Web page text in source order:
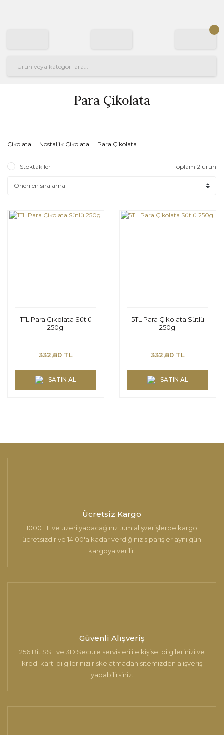
Para Çikolata
Çikolata Nostaljik Çikolata Para Çikolata
Stoktakiler Toplam 2 ürün
1TL Para Çikolata Sütlü
250g.
332,80 TL
SATIN AL
5TL Para Çikolata Sütlü
250g.
332,80 TL
SATIN AL
Ücretsiz Kargo
1000 TL ve üzeri yapacağınız tüm alışverişlerde kargo
ücretsizdir ve 14:00'a kadar verdiğiniz siparişler aynı gün
kargoya verilir.
Güvenli Alışveriş
256 Bit SSL ve 3D Secure servisleri ile kişisel bilgilerinizi ve
kredi kartı bilgilerinizi riske atmadan sitemizden alışveriş
yapabilirsiniz.